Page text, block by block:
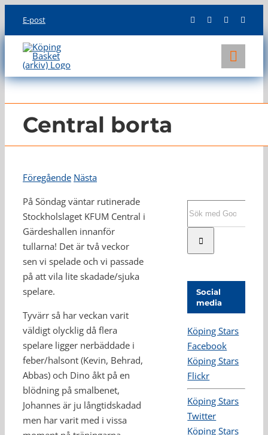
content
E-post
KLUBBEN
LAG
INFO
Central borta
Föregående Nästa
På Söndag väntar rutinerade
Stockholslaget KFUM Central i
Gärdeshallen innanför
tullarna! Det är två veckor
sen vi spelade och vi passade
på att vila lite skadade/sjuka
spelare.
Tyvärr så har veckan varit
väldigt olycklig då flera
spelare ligger nerbäddade i
feber/halsont (Kevin, Behrad,
Abbas) och Dino åkt på en
blödning på smalbenet,
Johannes är ju långtidskadad
men har varit med i vissa
Social
media
Köping Stars
Facebook
Köping Stars
Flickr
Köping Stars
Twitter
Köping Stars